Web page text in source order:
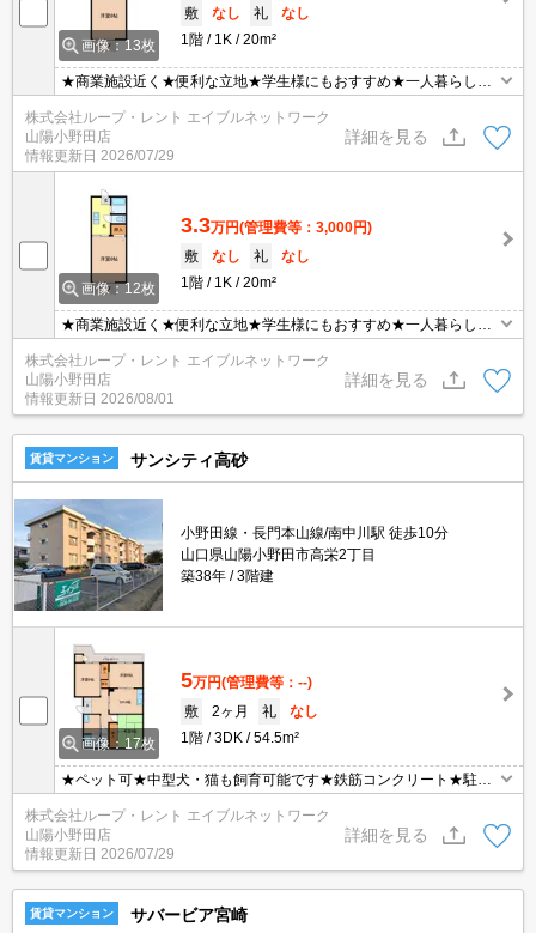
画像：13枚
敷
なし 礼
なし
1階
1K 20m²
★商業施設近く★便利な立地★学生様にもおすすめ★一人暮らしに
最適★広々駐車場★
株式会社ループ・レント エイブルネットワーク
山陽小野田店
情報更新日 2026/07/29
詳細を見る
画像：12枚
3.3万円(管理費等：3,000円)
敷
なし 礼
なし
1階
1K 20m²
★商業施設近く★便利な立地★学生様にもおすすめ★一人暮らしに
最適★広々駐車場★
株式会社ループ・レント エイブルネットワーク
山陽小野田店
情報更新日 2026/08/01
詳細を見る
賃貸マンション サンシティ高砂
小野田線・長門本山線/南中川駅 徒歩10分
山口県山陽小野田市高栄2丁目
築38年
3階建
画像：17枚
5万円(管理費等：--)
敷
2ヶ月 礼
なし
1階
3DK 54.5m²
★ペット可★中型犬・猫も飼育可能です★鉄筋コンクリート★駐車
場２台無料★バルコニーに倉庫つき★広々とした３ＤＫ★ゴミ置場
敷地内★
株式会社ループ・レント エイブルネットワーク
山陽小野田店
情報更新日 2026/07/29
詳細を見る
賃貸マンション サバービア宮崎